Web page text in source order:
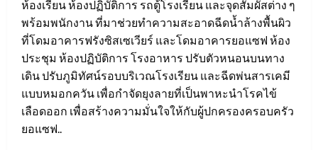
ห้องเรียน ห้องปฏิบัติการ รถตู้โรงเรียน และจุดสัมผัสต่าง ๆ
พร้อมพนักงาน ที่มาช่วยทำความสะอาดฉีดน้ำล้างพื้นผิว
ที่โดมอาคารฟรังซิสเซเวียร์ และโดมอาคารยอแซฟ ห้อง
ประชุม ห้องปฏิบัติการ โรงอาหาร ปรับตัวหนอนบนทาง
เดิน ปรับภูมิทัศน์รอบบริเวณโรงเรียน และฉีดพ่นสารเคมี
แบบหมอกควัน เพื่อกำจัดยุงลายที่เป็นพาหะนำโรคไข้
เลือดออก เพื่อสร้างความมั่นใจให้กับผู้ปกครองครอบครัว
ยอแซฟ..